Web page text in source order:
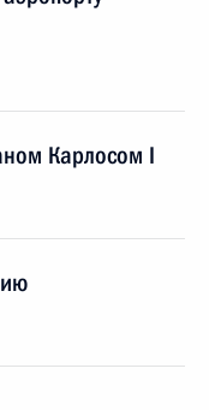
Карлосом I